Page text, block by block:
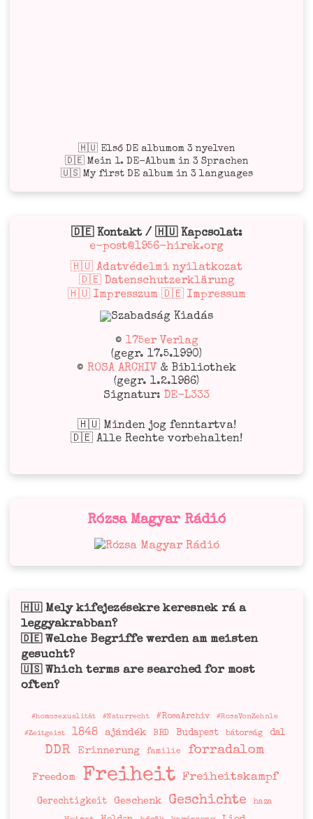
🇭🇺 Első DE albumom 3 nyelven
🇩🇪 Mein 1. DE-Album in 3 Sprachen
🇺🇸 My first DE album in 3 languages
🇩🇪 Kontakt / 🇭🇺 Kapcsolat:
e-post@1956-hirek.org
🇭🇺 Adatvédelmi nyilatkozat
🇩🇪 Datenschutzerklärung
🇭🇺 Impresszum 🇩🇪 Impressum
© 175er Verlag
(gegr. 17.5.1990)
© ROSA ARCHIV & Bibliothek
(gegr. 1.2.1986)
Signatur: DE-L333
🇭🇺 Minden jog fenntartva!
🇩🇪 Alle Rechte vorbehalten!
Rózsa Magyar Rádió
🇭🇺 Mely kifejezésekre keresnek rá a
leggyakrabban?
🇩🇪 Welche Begriffe werden am meisten
gesucht?
🇺🇸 Which terms are searched for most
often?
#homosexualität #Naturrecht #RosaArchiv #RosaVonZehnle
#Zeitgeist 1848 ajándék BRD Budapest bátorság dal
DDR Erinnerung familie forradalom
Freedom Freiheit Freiheitskampf
Gerechtigkeit Geschenk Geschichte haza